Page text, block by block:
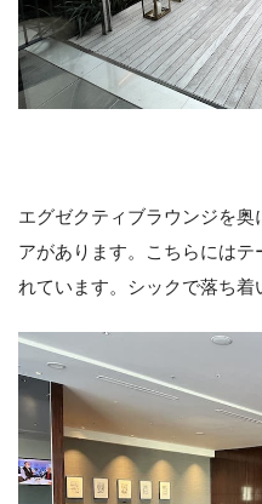
エグゼクティブラウンジを奥
アがあります。こちらには
れています。シックで落ち着